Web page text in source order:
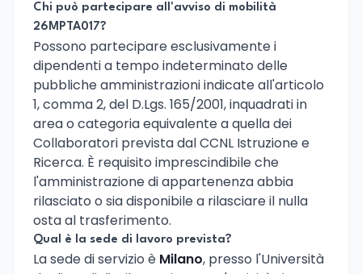
Chi può partecipare all'avviso di mobilità
26MPTA017?
Possono partecipare esclusivamente i
dipendenti a tempo indeterminato delle
pubbliche amministrazioni indicate all'articolo
1, comma 2, del D.Lgs. 165/2001, inquadrati in
area o categoria equivalente a quella dei
Collaboratori prevista dal CCNL Istruzione e
Ricerca. È requisito imprescindibile che
l'amministrazione di appartenenza abbia
rilasciato o sia disponibile a rilasciare il nulla
osta al trasferimento.
Qual è la sede di lavoro prevista?
La sede di servizio è Milano, presso l'Università